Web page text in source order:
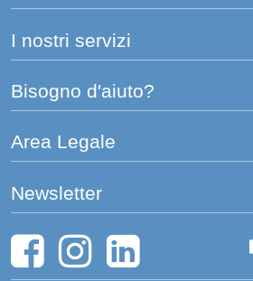
I nostri servizi
Bisogno d'aiuto?
Area Legale
Newsletter